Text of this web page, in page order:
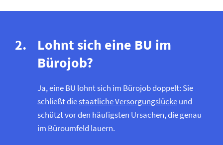
Lohnt sich eine BU im
Bürojob?
Ja, eine BU lohnt sich im Bürojob doppelt: Sie
schließt diestaatliche Versorgungslückeund
schützt vor den häufigsten Ursachen, die genau
im Büroumfeld lauern.